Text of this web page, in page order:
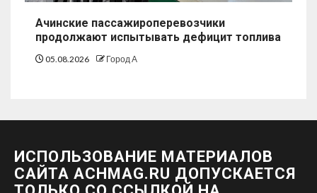
Ачинские пассажироперевозчики
продолжают испытывать дефицит топлива
05.08.2026 Город А
ИСПОЛЬЗОВАНИЕ МАТЕРИАЛОВ
САЙТА ACHMAG.RU ДОПУСКАЕТСЯ